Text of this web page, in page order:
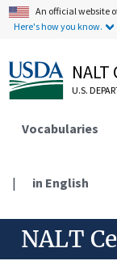
An official website
Here's how you know.
U.S.
Vocabularies
| in English
NALT